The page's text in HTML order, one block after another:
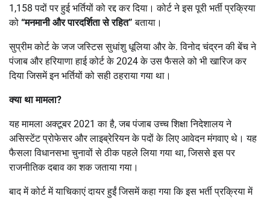
1,158 पदों पर हुई भर्तियों को रद्द कर दिया। कोर्ट ने इस पूरी भर्ती प्रक्रिया
को “मनमानी और पारदर्शिता से रहित” बताया।
सुप्रीम कोर्ट के जज जस्टिस सुधांशु धूलिया और के. विनोद चंद्रन की बेंच ने
पंजाब और हरियाणा हाई कोर्ट के 2024 के उस फैसले को भी खारिज कर
दिया जिसमें इन भर्तियों को सही ठहराया गया था।
क्या था मामला?
यह मामला अक्टूबर 2021 का है, जब पंजाब उच्च शिक्षा निदेशालय ने
असिस्टेंट प्रोफेसर और लाइब्रेरियन के पदों के लिए आवेदन मंगवाए थे। यह
फैसला विधानसभा चुनावों से ठीक पहले लिया गया था, जिससे इस पर
राजनीतिक दबाव का शक जताया गया।
बाद में कोर्ट में याचिकाएं दायर हुईं जिसमें कहा गया कि इस भर्ती प्रक्रिया में